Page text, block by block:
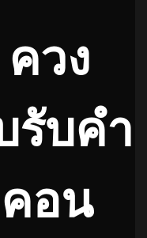
วง
รับคำ
อน